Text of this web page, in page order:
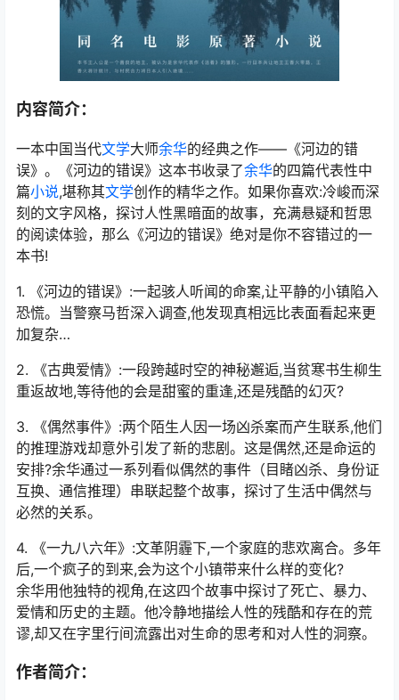
内容简介：
一本中国当代文学大师余华的经典之作——《河边的错
误》。《河边的错误》这本书收录了余华的四篇代表性中
篇小说,堪称其文学创作的精华之作。如果你喜欢:冷峻而深
刻的文字风格，探讨人性黑暗面的故事，充满悬疑和哲思
的阅读体验，那么《河边的错误》绝对是你不容错过的一
本书!
1. 《河边的错误》:一起骇人听闻的命案,让平静的小镇陷入
恐慌。当警察马哲深入调查,他发现真相远比表面看起来更
加复杂…
2. 《古典爱情》:一段跨越时空的神秘邂逅,当贫寒书生柳生
重返故地,等待他的会是甜蜜的重逢,还是残酷的幻灭?
3. 《偶然事件》:两个陌生人因一场凶杀案而产生联系,他们
的推理游戏却意外引发了新的悲剧。这是偶然,还是命运的
安排?余华通过一系列看似偶然的事件（目睹凶杀、身份证
互换、通信推理）串联起整个故事，探讨了生活中偶然与
必然的关系。
4. 《一九八六年》:文革阴霾下,一个家庭的悲欢离合。多年
后,一个疯子的到来,会为这个小镇带来什么样的变化?
余华用他独特的视角,在这四个故事中探讨了死亡、暴力、
爱情和历史的主题。他冷静地描绘人性的残酷和存在的荒
谬,却又在字里行间流露出对生命的思考和对人性的洞察。
作者简介：